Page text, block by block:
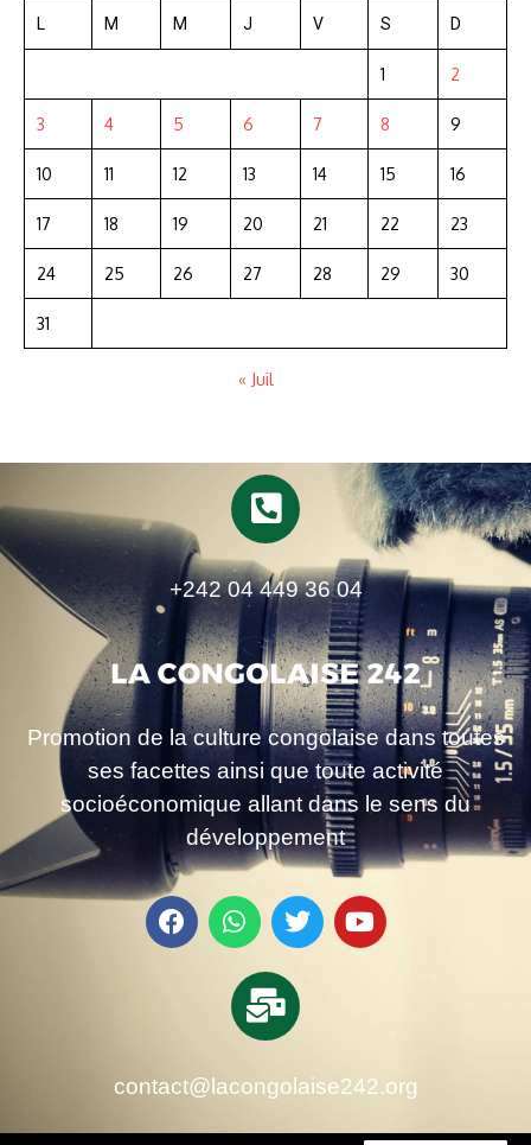
L M M J V S D
1 2
3 4 5 6 7 8 9
10 11 12 13 14 15 16
17 18 19 20 21 22 23
24 25 26 27 28 29 30
31
« Juil
+242 04 449 36 04
Promotion de la culture congolaise dans toutes
ses facettes ainsi que toute activité
socioéconomique allant dans le sens du
développement
contact@lacongolaise242.org